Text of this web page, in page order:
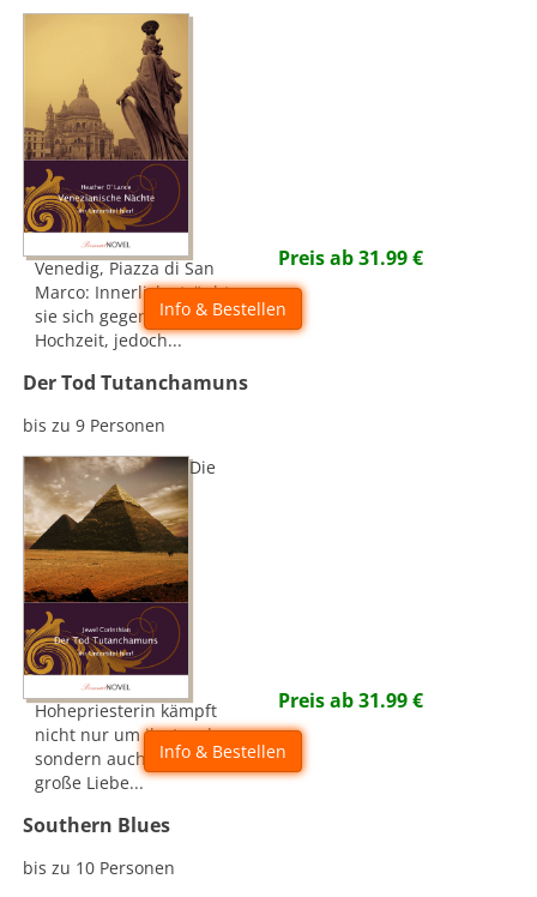
Venedig, Piazza di San
Marco: Innerlich sträubt
sie sich gegen die
Hochzeit, jedoch...
Preis ab31.99€
Info & Bestellen
Der Tod Tutanchamuns
bis zu 9 Personen
Die
Hohepriesterin kämpft
nicht nur um ihr Land,
sondern auch um ihre
große Liebe...
Preis ab31.99€
Info & Bestellen
Southern Blues
bis zu 10 Personen